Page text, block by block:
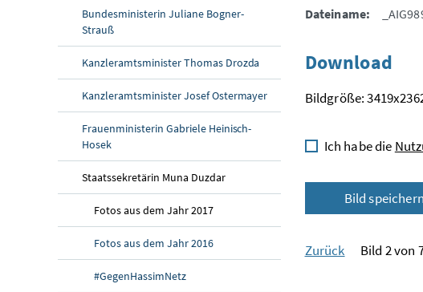
Bundesministerin Juliane Bogner-
Strauß
Kanzleramtsminister Thomas Drozda
Kanzleramtsminister Josef Ostermayer
Frauenministerin Gabriele Heinisch-
Hosek
Staatssekretärin Muna Duzdar
Fotos aus dem Jahr 2017
Fotos aus dem Jahr 2016
#GegenHassimNetz
Dateiname:
Download
Bildgröße:
Ich habe die
Bild speichern
Zurück Bild 2 von